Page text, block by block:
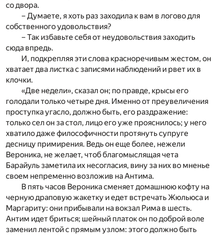
со двора.
– Думаете, я хоть раз заходила к вам в логово для
собственного удовольствия?
– Так избавьте себя от неудовольствия заходить
сюда впредь.
И, подкрепляя эти слова красноречивым жестом, он
хватает два листка с записями наблюдений и рвет их в
клочки.
«Две недели», сказал он; по правде, крысы его
голодали только четыре дня. Именно от преувеличения
проступка угасло, должно быть, его раздражение:
только сел он за стол, лицо его уже прояснилось; у него
хватило даже философичности протянуть супруге
десницу примирения. Ведь он еще более, нежели
Вероника, не желает, чтоб благомыслящая чета
Барайуль заметила их несогласия, вину за них во мненье
своем непременно возложив на Антима.
В пять часов Вероника сменяет домашнюю кофту на
черную драповую жакетку и едет встречать Жюльюса и
Маргариту: они прибывали на вокзал Рима в шесть.
Антим идет бриться; шейный платок он по доброй воле
заменил лентой с прямым узлом: этого должно быть